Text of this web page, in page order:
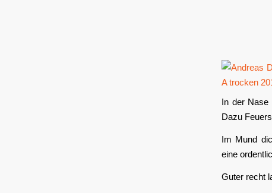
In der Nase
Dazu
Im Mund
eine
Guter recht